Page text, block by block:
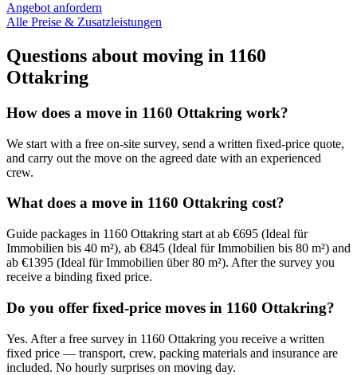
Angebot anfordern
Alle Preise & Zusatzleistungen
Questions about moving in 1160
Ottakring
How does a move in 1160 Ottakring work?
We start with a free on-site survey, send a written fixed-price quote,
and carry out the move on the agreed date with an experienced
crew.
What does a move in 1160 Ottakring cost?
Guide packages in 1160 Ottakring start at ab €695 (Ideal für
Immobilien bis 40 m²), ab €845 (Ideal für Immobilien bis 80 m²) and
ab €1395 (Ideal für Immobilien über 80 m²). After the survey you
receive a binding fixed price.
Do you offer fixed-price moves in 1160 Ottakring?
Yes. After a free survey in 1160 Ottakring you receive a written
fixed price — transport, crew, packing materials and insurance are
included. No hourly surprises on moving day.